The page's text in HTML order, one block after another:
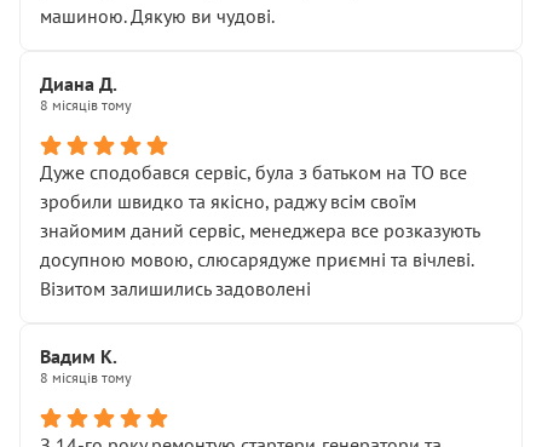
машиною. Дякую ви чудові.
Диана Д.
8 місяців тому
Дуже сподобався сервіс, була з батьком на ТО все
зробили швидко та якісно, раджу всім своїм
знайомим даний сервіс, менеджера все розказують
досупною мовою, слюсарядуже приємні та вічлеві.
Візитом залишились задоволені
Вадим К.
8 місяців тому